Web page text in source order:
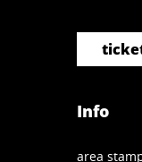
Info
area